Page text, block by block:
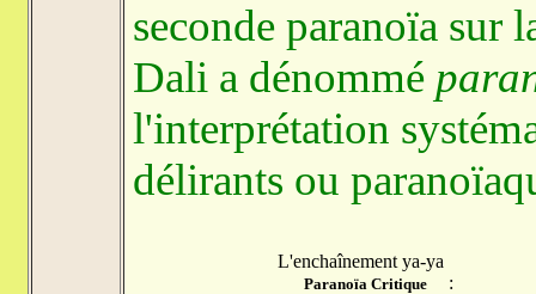
seconde paranoïa sur
Dali a dénommé
l'interprétation
délirants ou
L'enchaînement ya-ya
Paranoïa Critique :